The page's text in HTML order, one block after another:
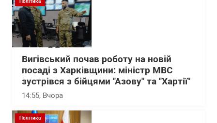
Політика
Вигівський почав роботу на новій
посаді з Харківщини: міністр МВС
зустрівся з бійцями "Азову" та "Хартії"
14:55, Вчора
Політика